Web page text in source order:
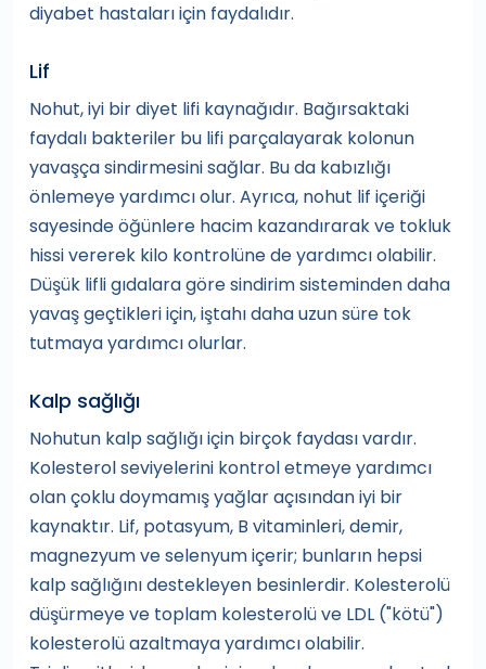
diyabet hastaları için faydalıdır.
Lif
Nohut, iyi bir diyet lifi kaynağıdır. Bağırsaktaki
faydalı bakteriler bu lifi parçalayarak kolonun
yavaşça sindirmesini sağlar. Bu da kabızlığı
önlemeye yardımcı olur. Ayrıca, nohut lif içeriği
sayesinde öğünlere hacim kazandırarak ve tokluk
hissi vererek kilo kontrolüne de yardımcı olabilir.
Düşük lifli gıdalara göre sindirim sisteminden daha
yavaş geçtikleri için, iştahı daha uzun süre tok
tutmaya yardımcı olurlar.
Kalp sağlığı
Nohutun kalp sağlığı için birçok faydası vardır.
Kolesterol seviyelerini kontrol etmeye yardımcı
olan çoklu doymamış yağlar açısından iyi bir
kaynaktır. Lif, potasyum, B vitaminleri, demir,
magnezyum ve selenyum içerir; bunların hepsi
kalp sağlığını destekleyen besinlerdir. Kolesterolü
düşürmeye ve toplam kolesterolü ve LDL ("kötü")
kolesterolü azaltmaya yardımcı olabilir.